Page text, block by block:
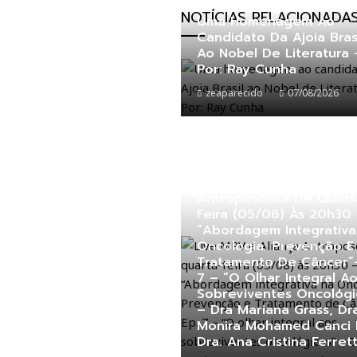
NOTÍCIAS
Uma Homenagem Ao
Candidato Da Ajoia
Ao Nobel De Literatura
Por: Ray Cunha
zeaparecido 07/08/2026
Feira (05/08) Às 20h30
“Abordagem
Oncologia: Prevenção E
Tratamento De
7 – “O Olhar Integral
Sobreviventes
– Dra Mariana Grass,
Monira Mohamed Canci
Dra. Ana Cristina